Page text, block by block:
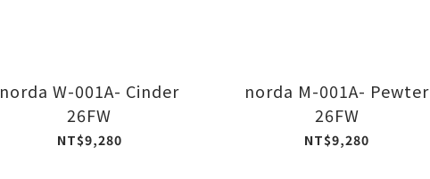
norda W-001A- Cinder
26FW
NT$9,280
norda M-001A- Pewter
26FW
NT$9,280